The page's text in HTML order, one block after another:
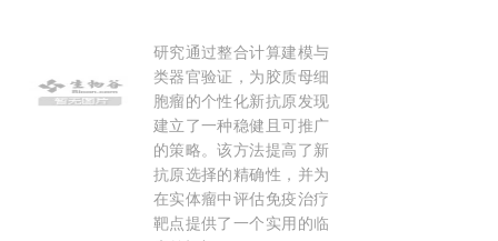
Cancer Res：当AI遇见“替身”
研究通过整合计算建模与
类器官验证，为胶质母细
胞瘤的个性化新抗原发现
建立了一种稳健且可推广
的策略。该方法提高了新
抗原选择的精确性，并为
在实体瘤中评估免疫治疗
靶点提供了一个实用的临